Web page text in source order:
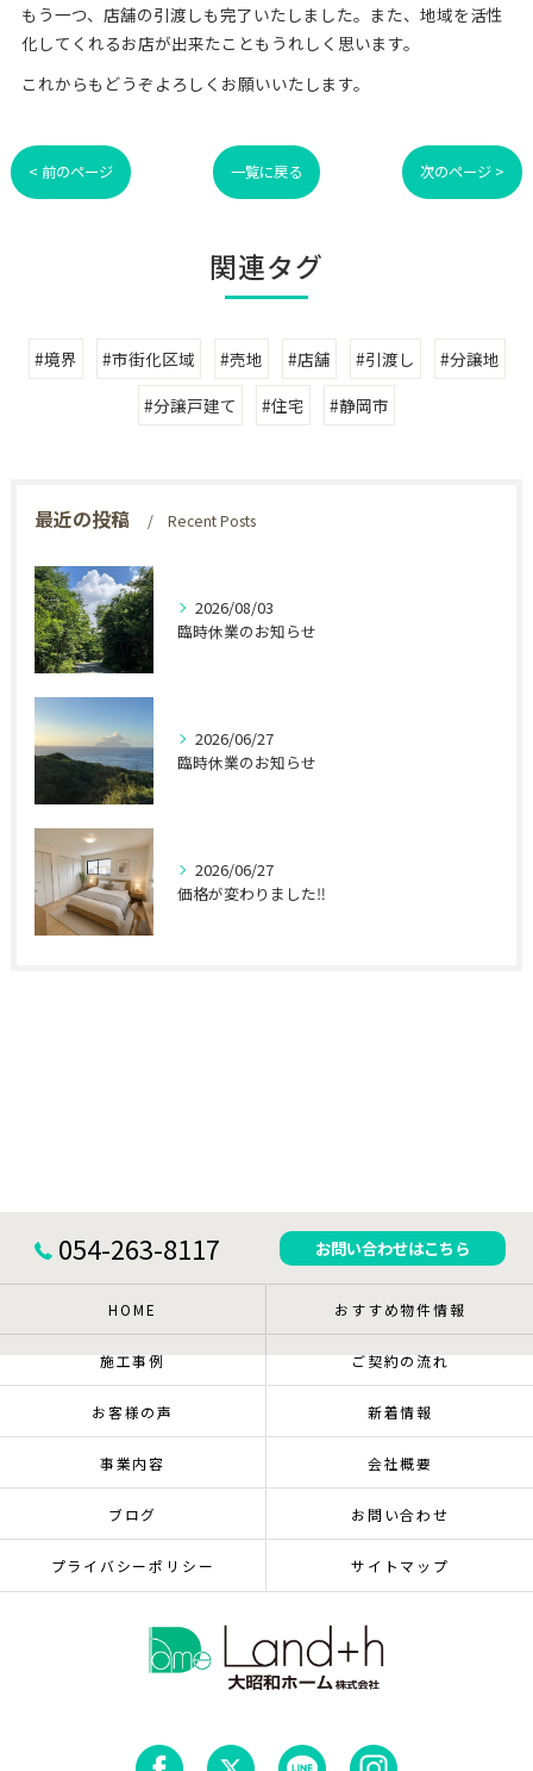
もう一つ、店舗の引渡しも完了いたしました。また、地域を活性
化してくれるお店が出来たこともうれしく思います。
これからもどうぞよろしくお願いいたします。
< 前のページ 一覧に戻る 次のページ >
関連タグ
#境界 #市街化区域 #売地 #店舗 #引渡し
#分譲地
#分譲戸建て
#住宅 #静岡市
最近の投稿 Recent Posts
2026/08/03
臨時休業のお知らせ
2026/06/27
臨時休業のお知らせ
2026/06/27
価格が変わりました‼
054-263-8117 お問い合わせはこちら
HOME おすすめ物件情報
施工事例 ご契約の流れ
お客様の声 新着情報
事業内容 会社概要
ブログ お問い合わせ
プライバシーポリシー サイトマップ